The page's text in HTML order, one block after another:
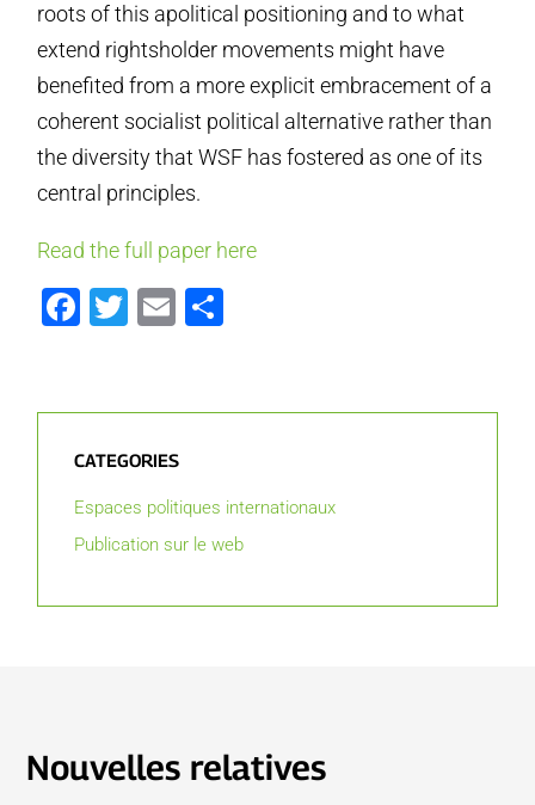
roots of this apolitical positioning and to what
extend rightsholder movements might have
benefited from a more explicit embracement of a
coherent socialist political alternative rather than
the diversity that WSF has fostered as one of its
central principles.
Read the full paper here
Facebook
Twitter
Email
CATEGORIES
Espaces politiques internationaux
Publication sur le web
Nouvelles relatives